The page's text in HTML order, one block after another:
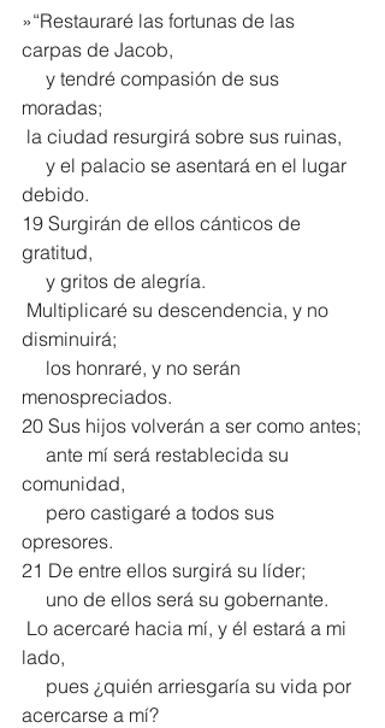
»“Restauraré las fortunas de las
carpas de Jacob,
moradas;
la ciudad resurgirá sobre sus ruinas,
debido.
19 Surgirán de ellos cánticos de
gratitud,
     y gritos de alegría.
disminuirá;
menospreciados.
20 Sus hijos volverán a ser como antes;
comunidad,
opresores.
21 De entre ellos surgirá su líder;
     uno de ellos será su gobernante.
lado,
acercarse a mí?